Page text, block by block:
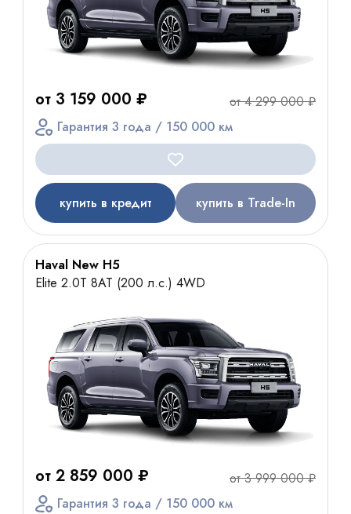
от 3 159 000 ₽
от 4 299 000 ₽
Гарантия 3 года / 150 000 км
купить в кредит купить в Trade-In
Haval New H5
Elite 2.0T 8AT (200 л.с.) 4WD
от 2 859 000 ₽
от 3 999 000 ₽
Гарантия 3 года / 150 000 км